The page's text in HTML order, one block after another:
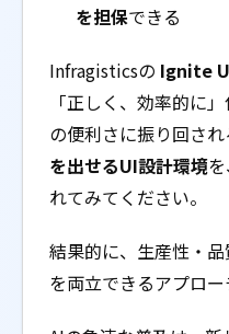
を担保できる
Infragisticsの Ignite
「正しく、効率的に
の便利さに振り回され
を出せるUI設計環境
れてみてください。
結果的に、生産性・
を両立できるアプロー